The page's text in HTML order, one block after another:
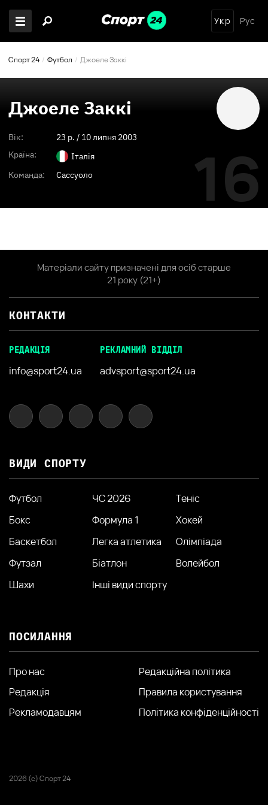
Укр Рус
Спорт 24 Футбол Джоеле Заккі
Джоеле Заккі
Вік: 23 p. / 10 липня 2003
Країна:
Італія
Команда:
Сассуоло 16
Матеріали сайту призначені для осіб старше
21 року (21+)
КОНТАКТИ
РЕДАКЦІЯ
info@sport24.ua
РЕКЛАМНИЙ ВІДДІЛ
advsport@sport24.ua
ВИДИ СПОРТУ
Футбол ЧС 2026
Теніс
Бокс
Формула 1
Хокей
Баскетбол
Легка атлетика
Олімпіада
Футзал
Біатлон
Волейбол
Шахи
Інші види спорту
ПОСИЛАННЯ
Про нас
Редакція
Рекламодавцям
Редакційна політика
Правила користування
Політика конфіденційності
2026 (с) Спорт 24